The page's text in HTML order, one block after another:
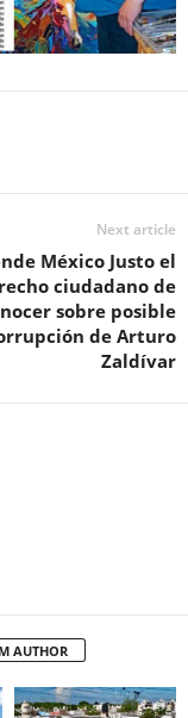
Next article
México Justo el
ciudadano de
sobre posible
de Arturo
Zaldívar
AUTHOR